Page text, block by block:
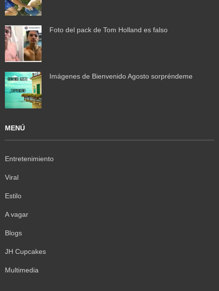
Foto del pack de Tom Holland es falso
Imágenes de Bienvenido Agosto sorpréndeme
MENÚ
Entretenimiento
Viral
Estilo
A vagar
Blogs
JH Cupcakes
Multimedia